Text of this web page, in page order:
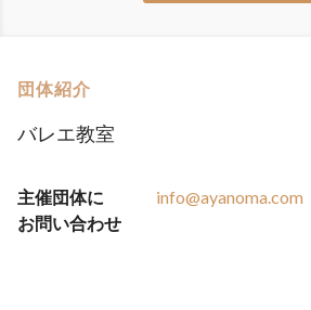
団体紹介
バレエ教室
主催団体に
お問い合わせ
info@ayanoma.com